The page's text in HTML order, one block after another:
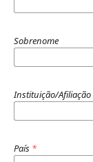
Sobrenome
Instituição/Afiliação
País *